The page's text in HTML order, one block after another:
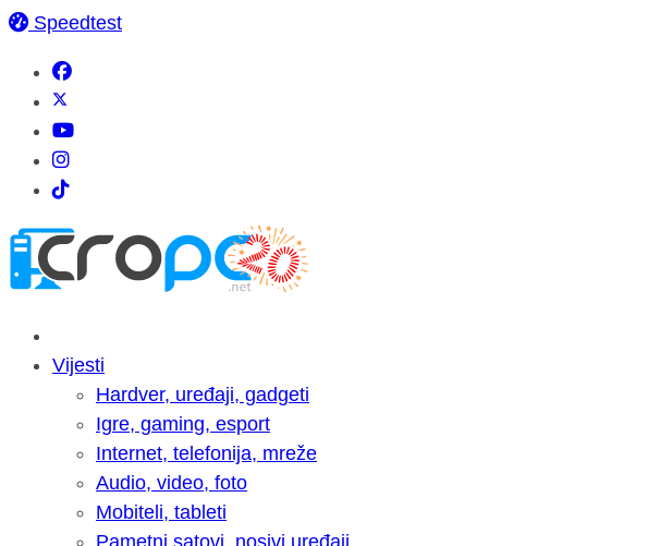
Speedtest
Vijesti
Hardver, uređaji, gadgeti
Igre, gaming, esport
Internet, telefonija, mreže
Audio, video, foto
Mobiteli, tableti
Pametni satovi, nosivi uređaji